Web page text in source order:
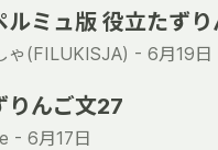
ルミュ版 役立たず
ゃ(FILUKISJA) - 6月19日
りんご文27
- 6月17日